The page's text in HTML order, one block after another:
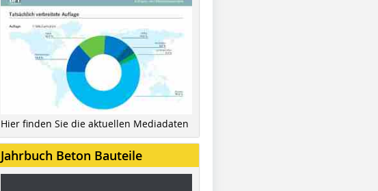
Hier finden Sie die aktuellen Mediadaten
Jahrbuch Beton Bauteile